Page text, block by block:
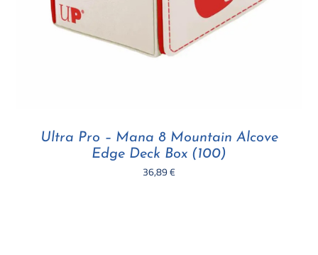
Ultra Pro – Mana 8 Mountain Alcove
Edge Deck Box (100)
36,89€